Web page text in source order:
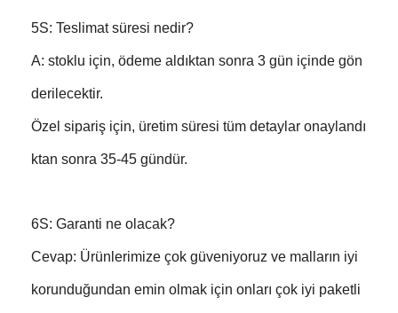
5S: Teslimat süresi nedir?
A: stoklu için, ödeme aldıktan sonra 3 gün içinde gön
derilecektir.
Özel sipariş için, üretim süresi tüm detaylar onaylandı
ktan sonra 35-45 gündür.
6S: Garanti ne olacak?
Cevap: Ürünlerimize çok güveniyoruz ve malların iyi
korunduğundan emin olmak için onları çok iyi paketli